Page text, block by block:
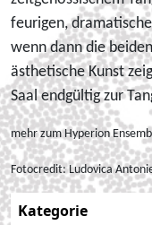
feurigen,
wenn dann die
ästhetische Kunst
Saal endgültig zur
mehr zum Hyperion
Fotocredit: Ludovica
Kategorie